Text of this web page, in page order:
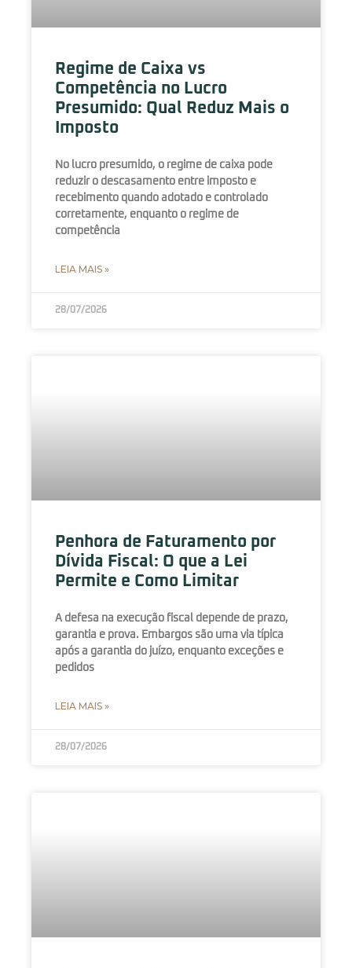
Regime de Caixa vs
Competência no Lucro
Presumido: Qual Reduz Mais o
Imposto
No lucro presumido, o regime de caixa pode
reduzir o descasamento entre imposto e
recebimento quando adotado e controlado
corretamente, enquanto o regime de
competência
LEIA MAIS »
28/07/2026
Penhora de Faturamento por
Dívida Fiscal: O que a Lei
Permite e Como Limitar
A defesa na execução fiscal depende de prazo,
garantia e prova. Embargos são uma via típica
após a garantia do juízo, enquanto exceções e
pedidos
LEIA MAIS »
28/07/2026